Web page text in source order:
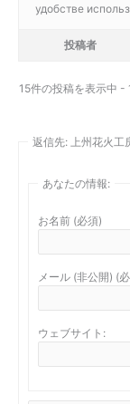
удобстве
投稿者
15件の投稿を表示中 -
返信先: 上州花火工
あなたの情報:
お名前 (必須)
メール (非公開) (
ウェブサイト: